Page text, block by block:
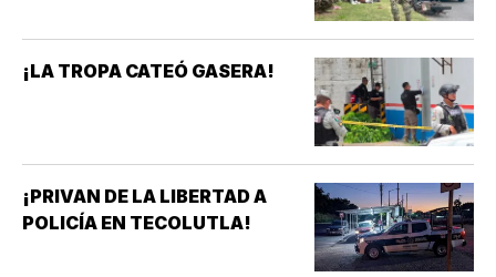
¡LA TROPA CATEÓ GASERA!
¡PRIVAN DE LA LIBERTAD A
POLICÍA EN TECOLUTLA!